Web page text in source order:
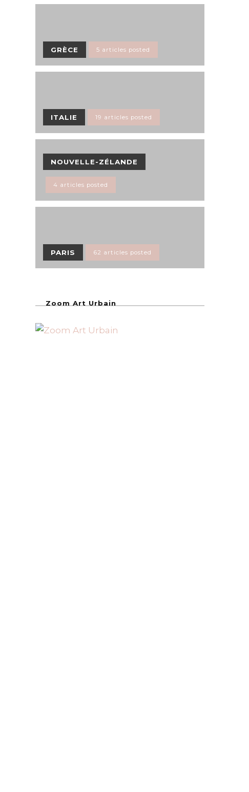
GRÈCE 5 articles posted
ITALIE 19 articles posted
NOUVELLE-ZÉLANDE
4 articles posted
PARIS 62 articles posted
Zoom Art Urbain